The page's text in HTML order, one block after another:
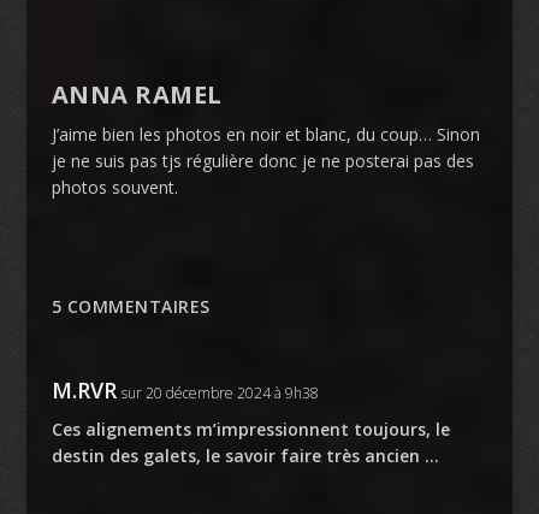
ANNA RAMEL
J’aime bien les photos en noir et blanc, du coup… Sinon
je ne suis pas tjs régulière donc je ne posterai pas des
photos souvent.
5 COMMENTAIRES
M.RVR sur 20 décembre 2024 à 9h38
Ces alignements m’impressionnent toujours, le
destin des galets, le savoir faire très ancien …